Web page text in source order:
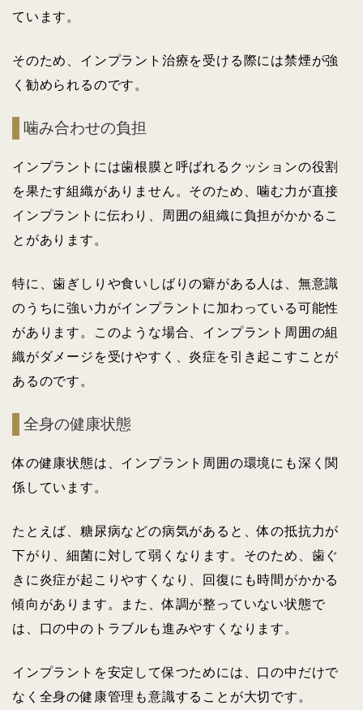
ています。
そのため、インプラント治療を受ける際には禁煙が強
く勧められるのです。
噛み合わせの負担
インプラントには歯根膜と呼ばれるクッションの役割
を果たす組織がありません。そのため、噛む力が直接
インプラントに伝わり、周囲の組織に負担がかかるこ
とがあります。
特に、歯ぎしりや食いしばりの癖がある人は、無意識
のうちに強い力がインプラントに加わっている可能性
があります。このような場合、インプラント周囲の組
織がダメージを受けやすく、炎症を引き起こすことが
あるのです。
全身の健康状態
体の健康状態は、インプラント周囲の環境にも深く関
係しています。
たとえば、糖尿病などの病気があると、体の抵抗力が
下がり、細菌に対して弱くなります。そのため、歯ぐ
きに炎症が起こりやすくなり、回復にも時間がかかる
傾向があります。また、体調が整っていない状態で
は、口の中のトラブルも進みやすくなります。
インプラントを安定して保つためには、口の中だけで
なく全身の健康管理も意識することが大切です。